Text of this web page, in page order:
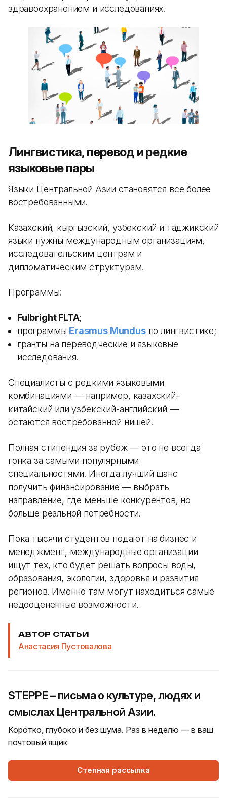
здравоохранением и исследованиях.
Лингвистика, перевод и редкие
языковые пары
Языки Центральной Азии становятся все более
востребованными.
Казахский, кыргызский, узбекский и таджикский
языки нужны международным организациям,
исследовательским центрам и
дипломатическим структурам.
Программы:
Fulbright FLTA;
программы Erasmus Mundusпо лингвистике;
гранты на переводческие и языковые
исследования.
Специалисты с редкими языковыми
комбинациями — например, казахский-
китайский или узбекский-английский —
остаются востребованной нишей.
Полная стипендия за рубеж — это не всегда
гонка за самыми популярными
специальностями. Иногда лучший шанс
получить финансирование — выбрать
направление, где меньше конкурентов, но
больше реальной потребности.
Пока тысячи студентов подают на бизнес и
менеджмент, международные организации
ищут тех, кто будет решать вопросы воды,
образования, экологии, здоровья и развития
регионов. Именно там могут находиться самые
недооцененные возможности.
АВТОР СТАТЬИ
Анастасия Пустовалова
STEPPE – письма о культуре, людях и
смыслах Центральной Азии.
Коротко, глубоко и без шума. Раз в неделю — в ваш
почтовый ящик
Степная рассылка